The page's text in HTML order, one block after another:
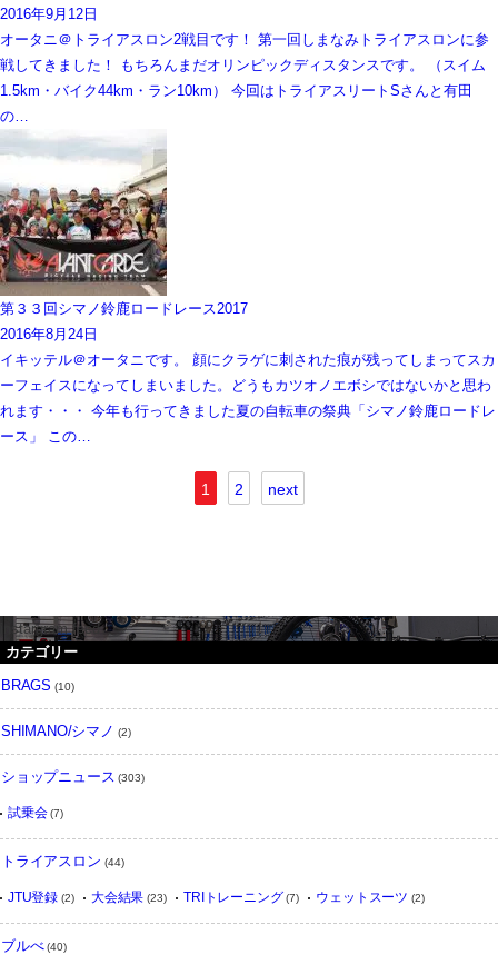
2016年9月12日
オータニ＠トライアスロン2戦目です！ 第一回しまなみトライアスロンに参
戦してきました！ もちろんまだオリンピックディスタンスです。 （スイム
1.5km・バイク44km・ラン10km） 今回はトライアスリートSさんと有田
の…
第３３回シマノ鈴鹿ロードレース2017
2016年8月24日
イキッテル＠オータニです。 顔にクラゲに刺された痕が残ってしまってスカ
ーフェイスになってしまいました。どうもカツオノエボシではないかと思わ
れます・・・ 今年も行ってきました夏の自転車の祭典「シマノ鈴鹿ロードレ
ース」 この…
1 2 next
instargram feed
カテゴリー
BRAGS (10)
SHIMANO/シマノ (2)
ショップニュース (303)
試乗会(7)
トライアスロン (44)
JTU登録 (2) 大会結果 (23) TRIトレーニング (7) ウェットスーツ (2)
ブルべ(40)